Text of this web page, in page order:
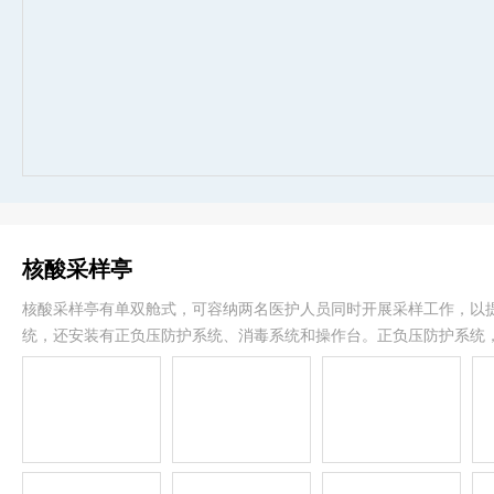
核酸采样亭
核酸采样亭有单双舱式，可容纳两名医护人员同时开展采样工作，
统，还安装有正负压防护系统、消毒系统和操作台。正负压防护系统
境，进而保证空气洁净度。舱后侧的出风口能让舱内产生的空气及